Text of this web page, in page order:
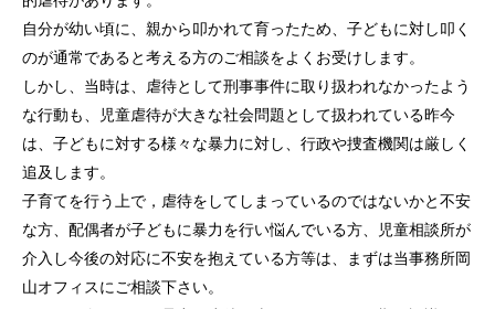
トップページ
自分が幼い頃に、親から叩かれて育ったため、子どもに対し叩く
のが通常であると考える方のご相談をよくお受けします。
しかし、当時は、虐待として刑事事件に取り扱われなかったよう
な行動も、児童虐待が大きな社会問題として扱われている昨今
は、子どもに対する様々な暴力に対し、行政や捜査機関は厳しく
追及します。
子育てを行う上で，虐待をしてしまっているのではないかと不安
な方、配偶者が子どもに暴力を行い悩んでいる方、児童相談所が
介入し今後の対応に不安を抱えている方等は、まずは当事務所岡
山オフィスにご相談下さい。